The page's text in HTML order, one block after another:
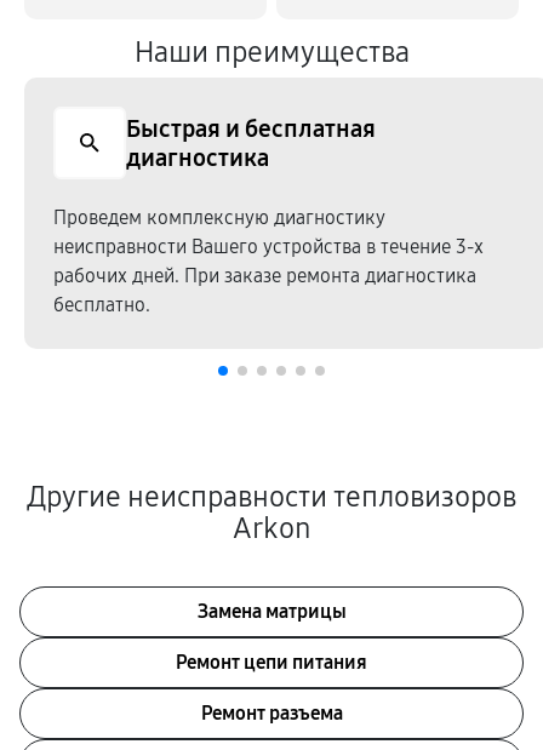
Наши преимущества
Быстрая и бесплатная
диагностика
Проведем комплексную диагностику
неисправности Вашего устройства в течение 3-х
рабочих дней. При заказе ремонта диагностика
бесплатно.
Другие неисправности тепловизоров
Arkon
Замена матрицы
Ремонт цепи питания
Ремонт разъема